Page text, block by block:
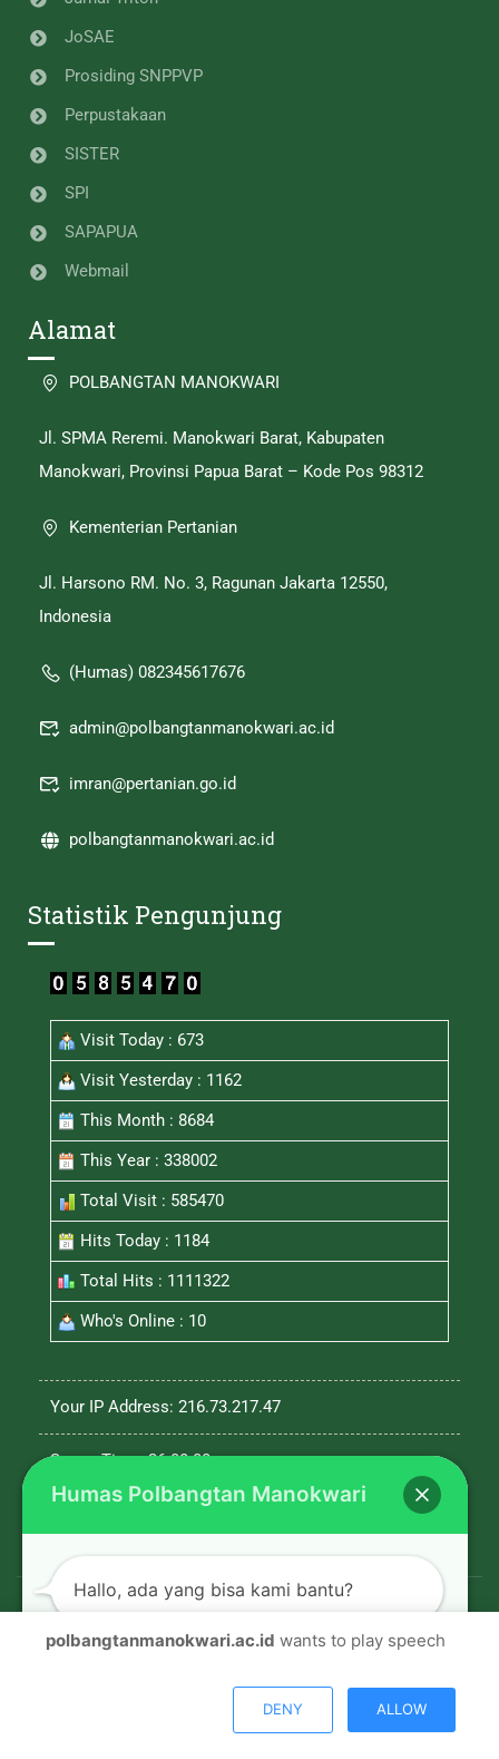
JoSAE
Prosiding SNPPVP
Perpustakaan
SISTER
SPI
SAPAPUA
Webmail
Alamat
POLBANGTAN MANOKWARI
Jl. SPMA Reremi. Manokwari Barat, Kabupaten
Manokwari, Provinsi Papua Barat – Kode Pos 98312
Kementerian Pertanian
Jl. Harsono RM. No. 3, Ragunan Jakarta 12550,
Indonesia
(Humas) 082345617676
admin@polbangtanmanokwari.ac.id
imran@pertanian.go.id
polbangtanmanokwari.ac.id
Statistik Pengunjung
Visit Today : 673
Visit Yesterday : 1162
This Month : 8684
This Year : 338002
Total Visit : 585470
Hits Today : 1184
Total Hits : 1111322
Who's Online : 10
Your IP Address: 216.73.217.47
Server Time: 26-08-08
Humas Polbangtan Manokwari
Hallo, ada yang bisa kami bantu?
polbangtanmanokwari.ac.id wants to play speech
DENY ALLOW